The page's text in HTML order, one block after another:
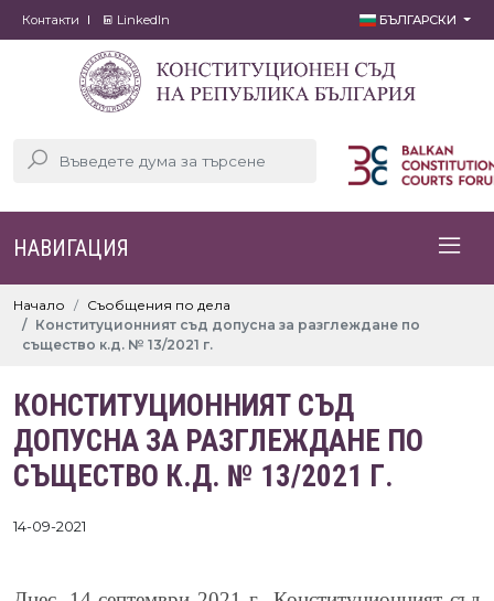
Контакти LinkedIn БЪЛГАРСКИ
НАВИГАЦИЯ
Начало
Съобщения по дела
Конституционният съд допусна за разглеждане по
същество к.д. № 13/2021 г.
КОНСТИТУЦИОННИЯТ СЪД
ДОПУСНА ЗА РАЗГЛЕЖДАНЕ ПО
СЪЩЕСТВО К.Д. № 13/2021 Г.
14-09-2021